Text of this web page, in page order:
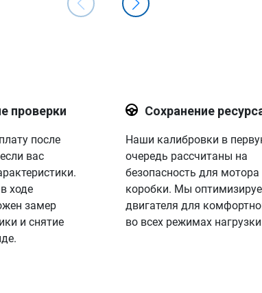
проверки
после
вас
ходе
замер
и снятие
Сохранение
Наши калибровки в
очередь рассчитаны на
безопасность для мотора
коробки. Мы
двигателя для
во всех режимах